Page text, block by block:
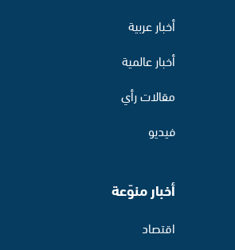
أخبار عربية
أخبار عالمية
مقالات رأي
فيديو
أخبار منوّعة
اقتصاد